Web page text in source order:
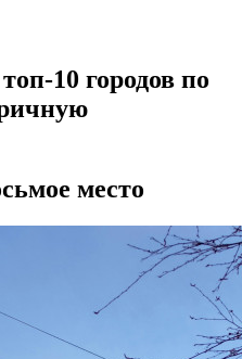
10 городов по
место